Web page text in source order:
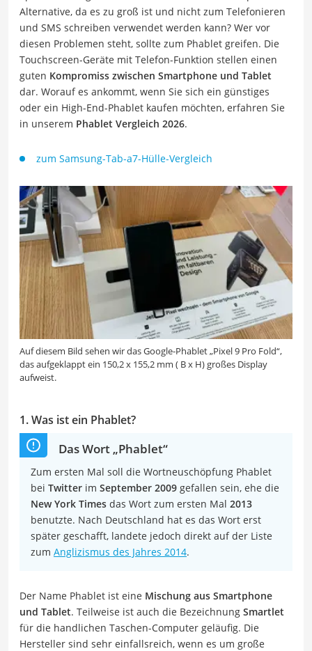
Alternative, da es zu groß ist und nicht zum Telefonieren
und SMS schreiben verwendet werden kann? Wer vor
diesen Problemen steht, sollte zum Phablet greifen. Die
Touchscreen-Geräte mit Telefon-Funktion stellen einen
guten Kompromiss zwischen Smartphone und Tablet
dar. Worauf es ankommt, wenn Sie sich ein günstiges
oder ein High-End-Phablet kaufen möchten, erfahren Sie
in unserem Phablet Vergleich 2026.
zum Samsung-Tab-a7-Hülle-Vergleich
Auf diesem Bild sehen wir das Google-Phablet „Pixel 9 Pro Fold“,
das aufgeklappt ein 150,2 x 155,2 mm ( B x H) großes Display
aufweist.
1. Was ist ein Phablet?
Das Wort „Phablet“
Zum ersten Mal soll die Wortneuschöpfung Phablet
bei Twitter im September 2009 gefallen sein, ehe die
New York Times das Wort zum ersten Mal 2013
benutzte. Nach Deutschland hat es das Wort erst
später geschafft, landete jedoch direkt auf der Liste
zum Anglizismus des Jahres 2014.
Der Name Phablet ist eine Mischung aus Smartphone
und Tablet. Teilweise ist auch die Bezeichnung Smartlet
für die handlichen Taschen-Computer geläufig. Die
Hersteller sind sehr einfallsreich, wenn es um große